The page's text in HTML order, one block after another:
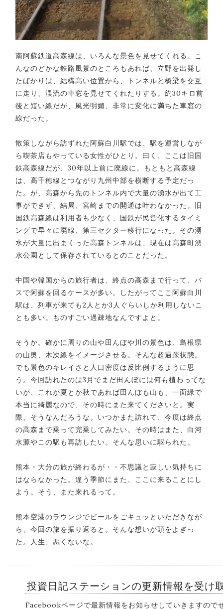
南阿蘇鉄道高森線は、いろんな景色を見せてくれる。こ
んなのどかな鉄路風景のところもあれば、立野を出発し
たばかりは、結構高い位置から、トンネルと橋梁を交互
に走り、渓流の車窓を見せてくれたりする。約30キロ前
後と短い線だが、風光明媚、非常に変化に満ちた車窓の
線だった。
散策しながら訪ずれた阿蘇白川駅では、駅を運営しなが
ら喫茶店もやっている女性がひとり。曰く、ここは旧国
鉄高森線だが、30年以上前に廃線に。もともと高森線
は、高千穂線とつながり九州中部を横断する予定だっ
た。が、高森から先のトンネル内で大量の湧水が出て工
事ができず、結局、宮崎までの開通は叶わなかった。旧
国鉄高森線は利用者も少なく、国鉄が民営化するタイミ
ングで早々に廃線、第三セクター移行になった。その湧
水が大量に出まくった高森トンネルは、現在は高森町湧
水公園として保存されているとのことだった。
中国や韓国からの旅行者は、終点の高森まで行って、バ
スで阿蘇を回るケースが多い。したがってここ阿蘇白川
駅は、列車が来ても2人とか3人ぐらいしか利用しないこ
とも多い。ものすごい過疎地なんですよと。
そうか。確かに周りの山や田んぼや川の景色は、島根県
の山奥、木次線をイメージさせる。そんな超過疎状態。
でも景色のキレイさと人口密度は反比例するように思
う。今回訪れたのは3月でまだ田んぼには何も植わってな
いが、これが夏とか秋であれば田んぼも山も、一面緑で
本当に綺麗なので、その時にまた来てくださいと。実
際、そうなんだろうな。いつかまた訪れて、今度は終点
の高森まで乗って完乗してみたい。その時はまた、白河
水源やこの駅も再訪したい。そんな思いに駆られた。
熊本・大分の旅が終わるが・・不思議と寂しい気持ちに
はならなかった。違う季節にまた、ここに来ることにし
よう。そう、また来れるって。
熊本空港のラウンジでビールをごキュッといただきなが
ら、今回の旅を振り返ると。そんな想いが頭をよぎっ
た。人生、悪くないな。
投資日記ステーションの更新情報を受け
Facebookページで最新情報をお知らせしていきますので